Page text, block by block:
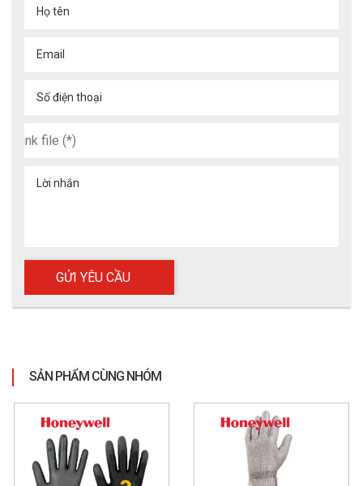
Họ tên
Email
Số điện thoại
Lời nhắn
SẢN PHẨM CÙNG NHÓM